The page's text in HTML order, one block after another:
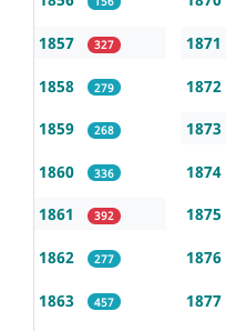
1857 327
1858 279
1859 268
1860 336
1861 392
1862 277
1863 457
1871
1872
1873
1874
1875
1876
1877